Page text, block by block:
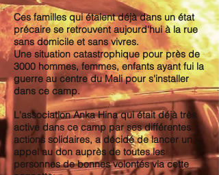
Ces familles qui étaient déjà dans un état
précaire se retrouvent aujourd'hui à la rue
sans domicile et sans vivres.
Une situation catastrophique pour près de
3000 hommes, femmes, enfants ayant fui la
guerre au centre du Mali pour s'installer
dans ce camp.
L'association Anka Hina qui était déjà très
active dans ce camp par ses différentes
actions solidaires, a décidé de lancer un
appel au don auprès de toutes les
personnes de bonnes volontés via cette